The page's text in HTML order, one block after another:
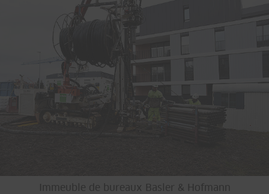
Immeuble de bureaux Basler & Hofmann